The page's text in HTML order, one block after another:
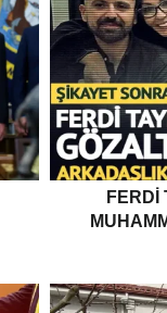
FERDI